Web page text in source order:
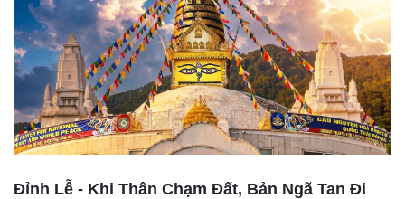
Đỉnh Lễ - Khi Thân Chạm Đất, Bản Ngã Tan Đi